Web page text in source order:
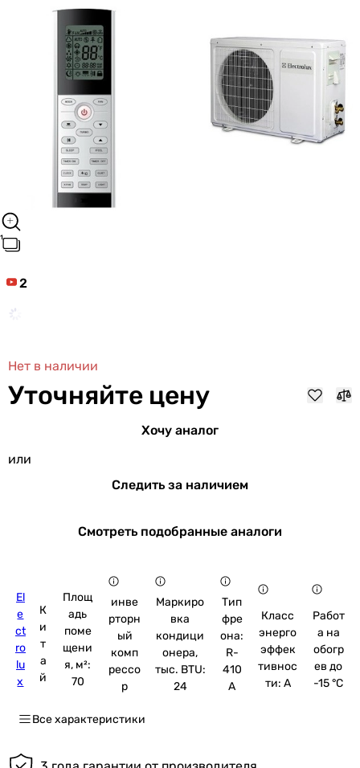
2
Нет в наличии
Уточняйте цену
Хочу аналог
или
Следить за наличием
Смотреть подобранные аналоги
El
e
ct
ro
lu
x
К
и
т
а
й
Площ
адь
поме
щени
я, м²:
70
инве
рторн
ый
комп
рессо
р
Маркиро
вка
кондици
онера,
тыс. BTU:
24
Тип
фре
она:
R-
410
A
Класс
энерго
эффек
тивнос
ти: A
Работ
а на
обогр
ев до
-15 °C
Все характеристики